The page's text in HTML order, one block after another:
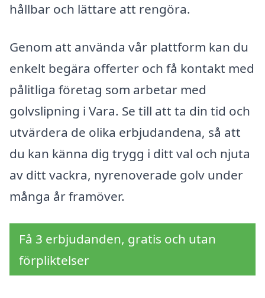
hållbar och lättare att rengöra.
Genom att använda vår plattform kan du
enkelt begära offerter och få kontakt med
pålitliga företag som arbetar med
golvslipning i Vara. Se till att ta din tid och
utvärdera de olika erbjudandena, så att
du kan känna dig trygg i ditt val och njuta
av ditt vackra, nyrenoverade golv under
många år framöver.
Få 3 erbjudanden, gratis och utan
förpliktelser